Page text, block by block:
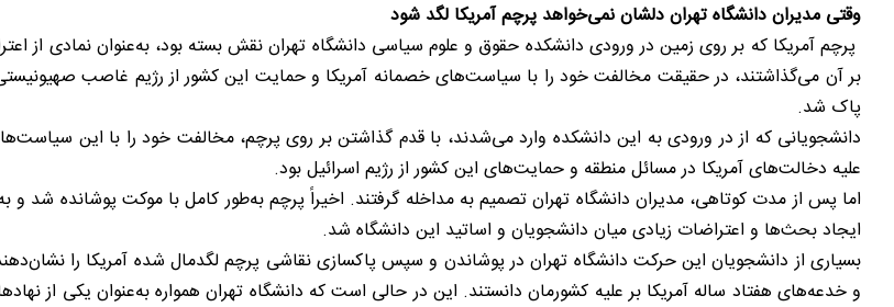
وقتی مدیران دانشگاه تهران دلشان نمی‌خواهد پرچم آمریکا لگد شود
پرچم آمریکا که بر روی زمین در ورودی دانشکده حقوق و علوم سیاسی دانشگاه تهران نقش بسته بود، به‌عنوان نمادی از
بر آن می‌گذاشتند، در حقیقت مخالفت خود را با سیاست‌های خصمانه آمریکا و حمایت این کشور از رژیم غاصب
پاک شد.
دانشجویانی که از در ورودی به این دانشکده وارد می‌شدند، با قدم گذاشتن بر روی پرچم، مخالفت خود را با این
علیه دخالت‌های آمریکا در مسائل منطقه و حمایت‌های این کشور از رژیم اسرائیل بود.
اما پس از مدت کوتاهی، مدیران دانشگاه تهران تصمیم به مداخله گرفتند. اخیراً پرچم به‌طور کامل با موکت پوشانده شد و
ایجاد بحث‌ها و اعتراضات زیادی میان دانشجویان و اساتید این دانشگاه شد.
بسیاری از دانشجویان این حرکت دانشگاه تهران در پوشاندن و سپس پاکسازی نقاشی پرچم لگدمال شده آمریکا را
و خدعه‌های هفتاد ساله آمریکا بر علیه کشورمان دانستند. این در حالی است که دانشگاه تهران همواره به‌عنوان یکی از